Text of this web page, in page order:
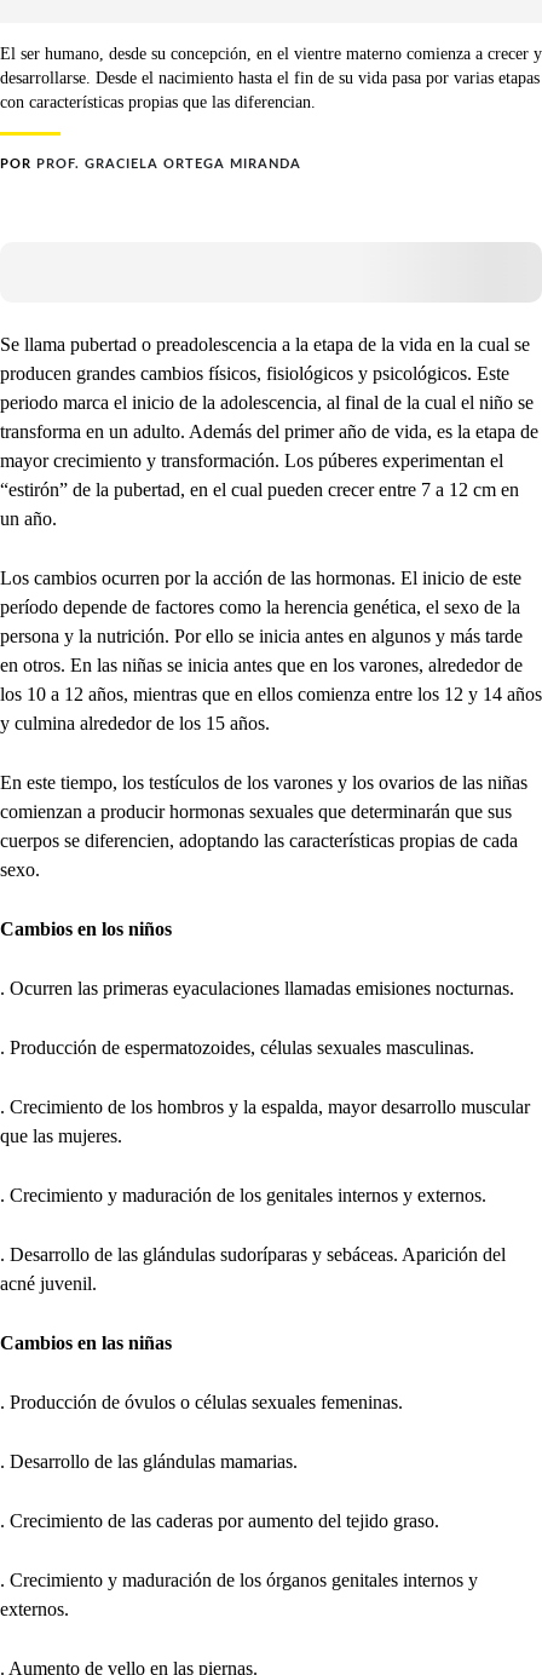
El ser humano, desde su concepción, en el vientre materno comienza a crecer y
desarrollarse. Desde el nacimiento hasta el fin de su vida pasa por varias etapas
con características propias que las diferencian.
POR PROF. GRACIELA ORTEGA MIRANDA
Se llama pubertad o preadolescencia a la etapa de la vida en la cual se
producen grandes cambios físicos, fisiológicos y psicológicos. Este
periodo marca el inicio de la adolescencia, al final de la cual el niño se
transforma en un adulto. Además del primer año de vida, es la etapa de
mayor crecimiento y transformación. Los púberes experimentan el
“estirón” de la pubertad, en el cual pueden crecer entre 7 a 12 cm en
un año.
Los cambios ocurren por la acción de las hormonas. El inicio de este
período depende de factores como la herencia genética, el sexo de la
persona y la nutrición. Por ello se inicia antes en algunos y más tarde
en otros. En las niñas se inicia antes que en los varones, alrededor de
los 10 a 12 años, mientras que en ellos comienza entre los 12 y 14 años
y culmina alrededor de los 15 años.
En este tiempo, los testículos de los varones y los ovarios de las niñas
comienzan a producir hormonas sexuales que determinarán que sus
cuerpos se diferencien, adoptando las características propias de cada
sexo.
Cambios en los niños
. Ocurren las primeras eyaculaciones llamadas emisiones nocturnas.
. Producción de espermatozoides, células sexuales masculinas.
. Crecimiento de los hombros y la espalda, mayor desarrollo muscular
que las mujeres.
. Crecimiento y maduración de los genitales internos y externos.
. Desarrollo de las glándulas sudoríparas y sebáceas. Aparición del
acné juvenil.
Cambios en las niñas
. Producción de óvulos o células sexuales femeninas.
. Desarrollo de las glándulas mamarias.
. Crecimiento de las caderas por aumento del tejido graso.
. Crecimiento y maduración de los órganos genitales internos y
externos.
. Aumento de vello en las piernas.